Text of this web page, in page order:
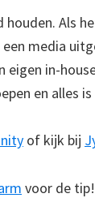
Als
media
eigen in-
en alles
of kijk bij
voor de